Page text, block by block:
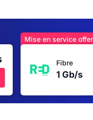
Mise en service
Fibre
1 Gb/s